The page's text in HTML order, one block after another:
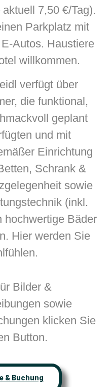
7,50 €/Tag).
Parkplatz mit
Autos. Haustiere
willkommen.
verfügt über
die funktional,
geplant
und mit
Einrichtung
Schrank &
sowie
(inkl.
hochwertige Bäder
Hier werden Sie
Bilder &
sowie
klicken Sie
Button.
& Buchung